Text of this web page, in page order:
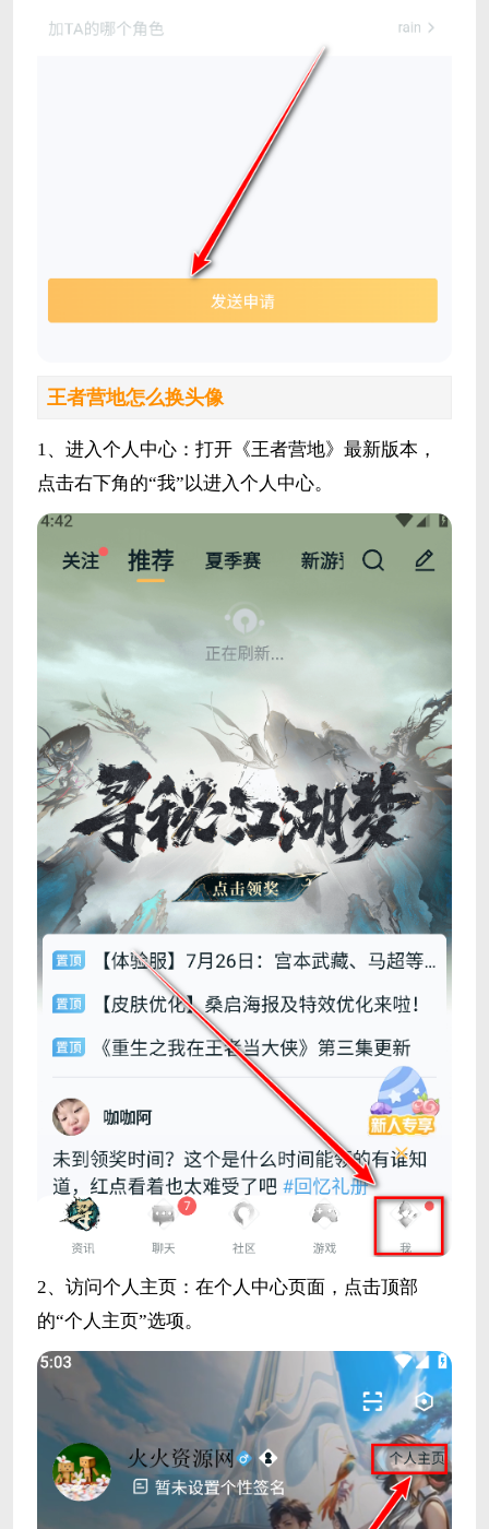
王者营地怎么换头像
1、进入个人中心：打开《王者营地》最新版本，
点击右下角的“我”以进入个人中心。
2、访问个人主页：在个人中心页面，点击顶部
的“个人主页”选项。